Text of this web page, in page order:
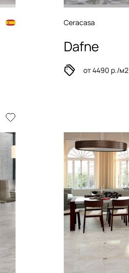
Ceracasa
Dafne
от 4490 р./м2